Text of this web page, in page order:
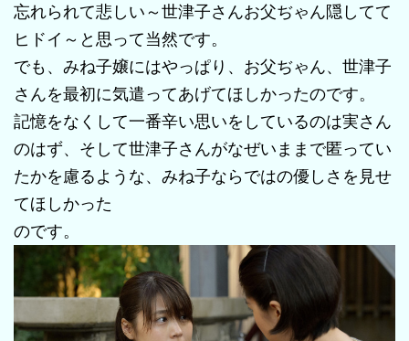
忘れられて悲しい～世津子さんお父ぢゃん隠してて
ヒドイ～と思って当然です。
でも、みね子嬢にはやっぱり、お父ぢゃん、世津子
さんを最初に気遣ってあげてほしかったのです。
記憶をなくして一番辛い思いをしているのは実さん
のはず、そして世津子さんがなぜいままで匿ってい
たかを慮るような、みね子ならではの優しさを見せ
てほしかった
のです。